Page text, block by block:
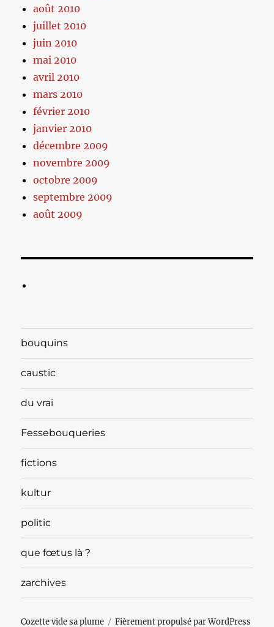
août 2010
juillet 2010
juin 2010
mai 2010
avril 2010
mars 2010
février 2010
janvier 2010
décembre 2009
novembre 2009
octobre 2009
septembre 2009
août 2009
bouquins
caustic
du vrai
Fessebouqueries
fictions
kultur
politic
que fœtus là ?
zarchives
Cozette vide sa plume Fièrement propulsé par WordPress